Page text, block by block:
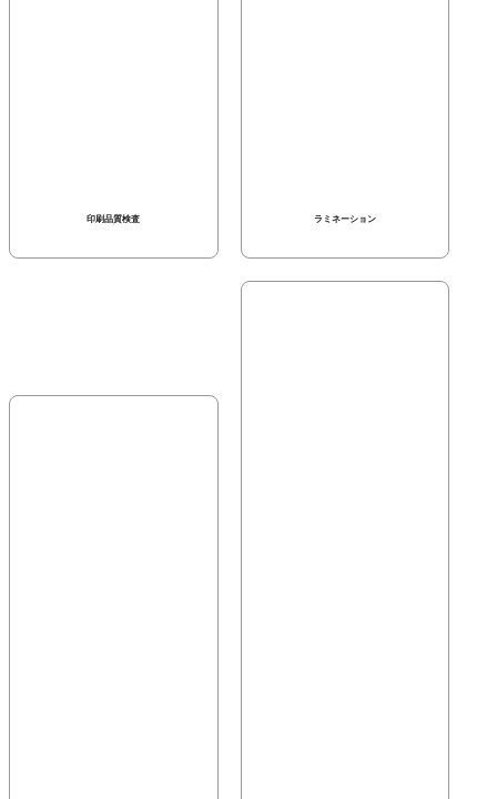
印刷品質検査 ラミネーション